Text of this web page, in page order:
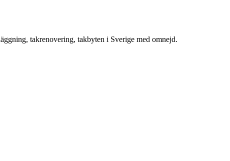
takrenovering, takbyten i Sverige med omnejd.